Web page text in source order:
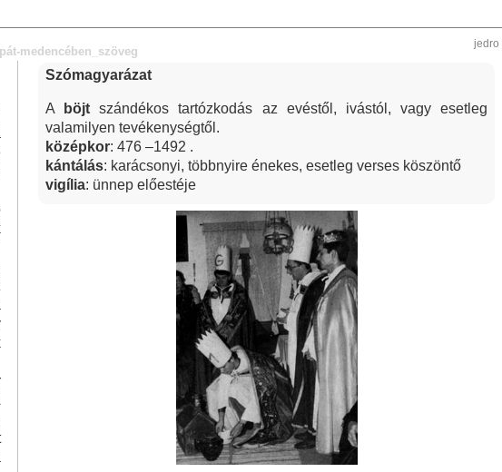
jedro
medencében_szöveg
Szómagyarázat
A böjt szándékos tartózkodás az evéstől, ivástól, vagy esetleg
valamilyen tevékenységtől.
középkor: 476 –1492 .
kántálás: karácsonyi, többnyire énekes, esetleg verses köszöntő
vigília: ünnep előestéje